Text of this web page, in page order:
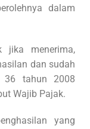
dalam
jika menerima,
dan sudah
36 tahun 2008
Wajib Pajak.
yang